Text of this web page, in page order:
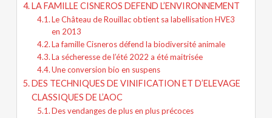
LA FAMILLE CISNEROS DEFEND L’ENVIRONNEMENT
Le Château de Rouillac obtient sa labellisation HVE3
en 2013
La famille Cisneros défend la biodiversité animale
La sécheresse de l’été 2022 a été maitrisée
Une conversion bio en suspens
DES TECHNIQUES DE VINIFICATION ET D’ELEVAGE
CLASSIQUES DE L’AOC
Des vendanges de plus en plus précoces